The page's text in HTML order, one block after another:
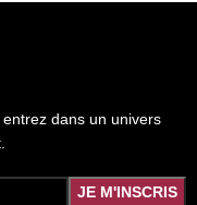
dans un univers